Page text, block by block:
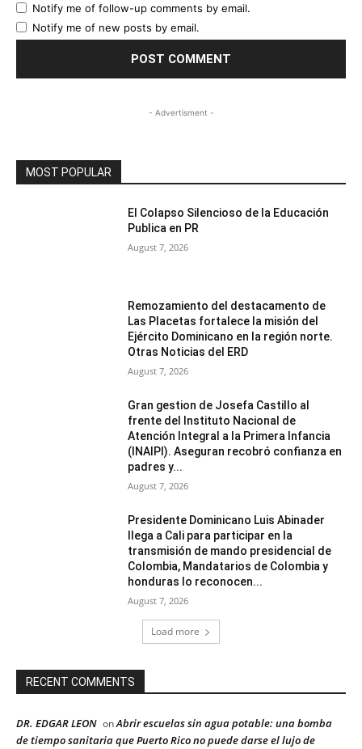
Notify me of follow-up comments by email.
Notify me of new posts by email.
- Advertisment -
MOST POPULAR
El Colapso Silencioso de la Educación
Publica en PR
August 7, 2026
Remozamiento del destacamento de
Las Placetas fortalece la misión del
Ejército Dominicano en la región norte.
Otras Noticias del ERD
August 7, 2026
Gran gestion de Josefa Castillo al
frente del Instituto Nacional de
Atención Integral a la Primera Infancia
(INAIPI). Aseguran recobró confianza en
padres y...
August 7, 2026
Presidente Dominicano Luis Abinader
llega a Cali para participar en la
transmisión de mando presidencial de
Colombia, Mandatarios de Colombia y
honduras lo reconocen...
August 7, 2026
Load more
RECENT COMMENTS
DR. EDGAR LEON onAbrir escuelas sin agua potable: una bomba
de tiempo sanitaria que Puerto Rico no puede darse el lujo de